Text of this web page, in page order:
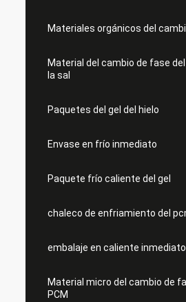
Materiales orgánicos del
Material del cambio de fase
la sal
Paquetes del gel del hielo
Envase en frío inmediato
Paquete frío caliente del gel
chaleco de enfriamiento del
embalaje en caliente inmediato
Material micro del cambio de
PCM